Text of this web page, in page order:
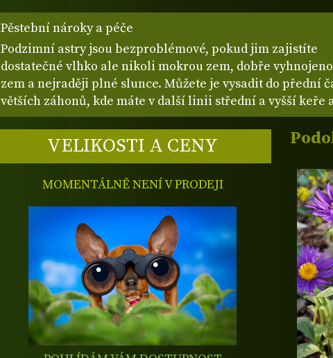
Pěstební nároky a péče
Podzimní astry jsou bezproblémové, pokud jim zajistíte
dostatečné vlhko ale nikoli mokrou zem, dobře
zem a nejraději plné slunce. Můžete je vysadit do přední
větších záhonů, kde máte v další linii střední a vyšší keře
VELIKOSTI A CENY
MOMENTÁLNĚ NENÍ V PRODEJI